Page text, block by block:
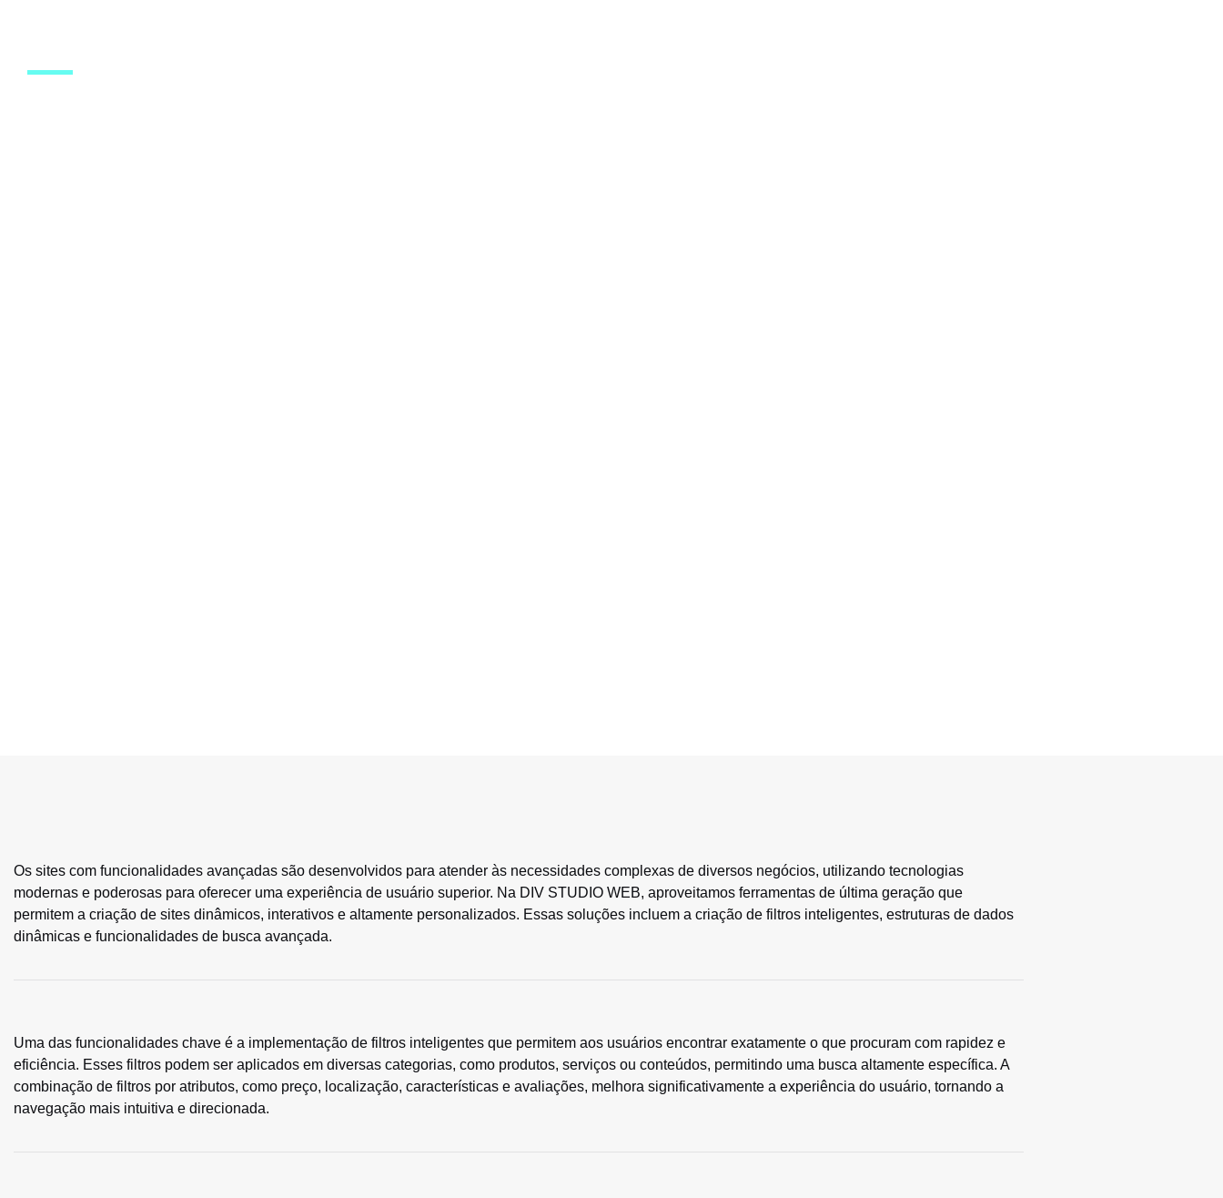
Os sites com funcionalidades avançadas são desenvolvidos para atender às necessidades complexas de diversos negócios, utilizando tecnologias
modernas e poderosas para oferecer uma experiência de usuário superior. Na DIV STUDIO WEB, aproveitamos ferramentas de última geração que
permitem a criação de sites dinâmicos, interativos e altamente personalizados. Essas soluções incluem a criação de filtros inteligentes, estruturas de dados
dinâmicas e funcionalidades de busca avançada.
Uma das funcionalidades chave é a implementação de filtros inteligentes que permitem aos usuários encontrar exatamente o que procuram com rapidez e
eficiência. Esses filtros podem ser aplicados em diversas categorias, como produtos, serviços ou conteúdos, permitindo uma busca altamente específica. A
combinação de filtros por atributos, como preço, localização, características e avaliações, melhora significativamente a experiência do usuário, tornando a
navegação mais intuitiva e direcionada.